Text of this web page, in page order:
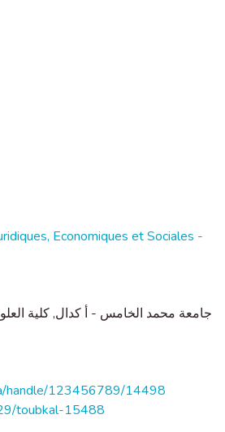
Economiques et Sociales -
جامعة محمد الخامس - أ كدال, كلية العلوم
handle/123456789/14498
toubkal-15488